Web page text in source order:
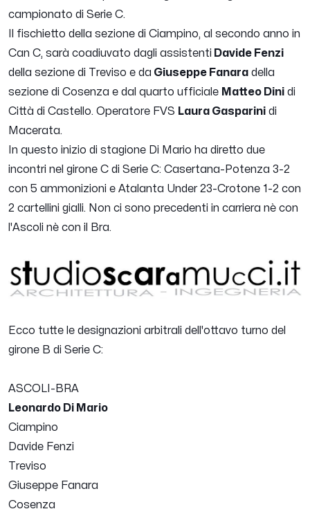
campionato di Serie C.
Il fischietto della sezione di Ciampino, al secondo anno in
Can C, sarà coadiuvato dagli assistenti Davide Fenzi
della sezione di Treviso e da Giuseppe Fanara della
sezione di Cosenza e dal quarto ufficiale Matteo Dini di
Città di Castello. Operatore FVS Laura Gasparini di
Macerata.
In questo inizio di stagione Di Mario ha diretto due
incontri nel girone C di Serie C: Casertana-Potenza 3-2
con 5 ammonizioni e Atalanta Under 23-Crotone 1-2 con
2 cartellini gialli. Non ci sono precedenti in carriera nè con
l'Ascoli nè con il Bra.
Ecco tutte le designazioni arbitrali dell'ottavo turno del
girone B di Serie C:
ASCOLI-BRA
Leonardo Di Mario
Ciampino
Davide Fenzi
Treviso
Giuseppe Fanara
Cosenza